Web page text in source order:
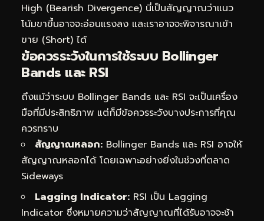
High (Bearish Divergence) นี่เป็นสัญญาณว่าแนว
โน้มขาขึ้นอาจจะอ่อนแรงลง และเราอาจจะพิจารณาเข้า
ขาย (Short) ได้
ข้อควรระวังในการใช้ระบบ Bollinger
Bands และ RSI
ถึงแม้ว่าระบบ Bollinger Bands และ RSI จะเป็นเครื่อง
มือที่มีประสิทธิภาพ แต่ก็มีข้อควรระวังบางประการที่คุณ
ควรทราบ
สัญญาณหลอก: Bollinger Bands และ RSI อาจให้
สัญญาณหลอกได้ โดยเฉพาะอย่างยิ่งในช่วงที่ตลาด
Sideways
Lagging Indicator: RSI เป็น Lagging
Indicator ซึ่งหมายความว่าสัญญาณที่ได้รับอาจจะช้า